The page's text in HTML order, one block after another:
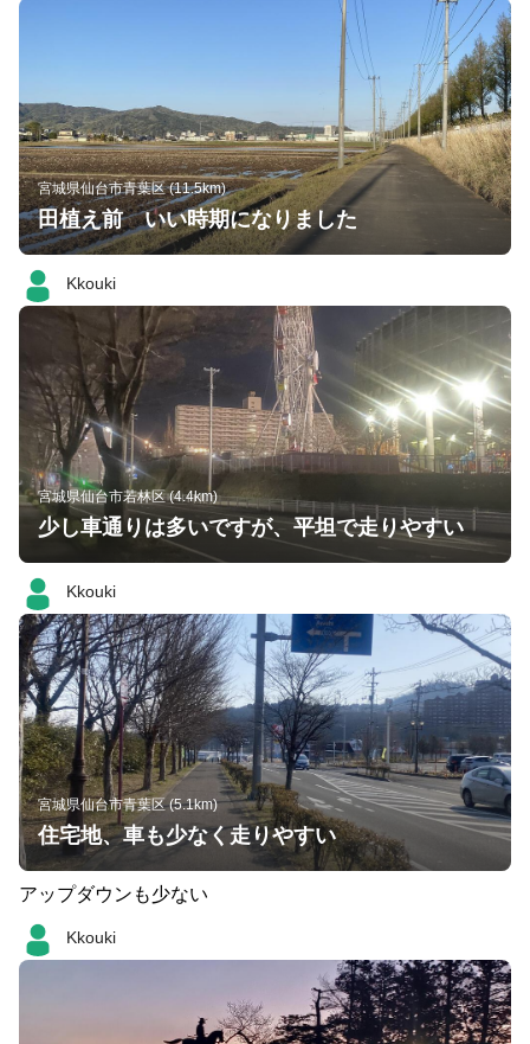
宮城県仙台市青葉区 (11.5km)
田植え前 いい時期になりました
Kkouki
宮城県仙台市若林区 (4.4km)
少し車通りは多いですが、平坦で走りやすい
Kkouki
宮城県仙台市青葉区 (5.1km)
住宅地、車も少なく走りやすい
アップダウンも少ない
Kkouki